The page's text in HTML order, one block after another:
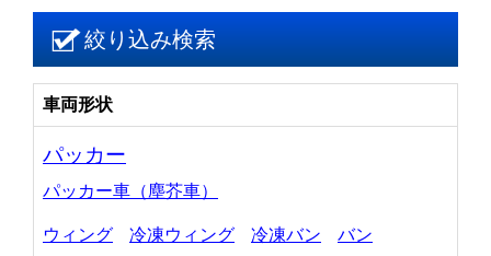
絞り込み検索
車両形状
パッカー
パッカー車（塵芥車）
ウィング 冷凍ウィング 冷凍バン
バン